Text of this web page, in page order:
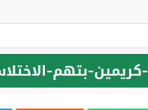
كريمين-بتهم-